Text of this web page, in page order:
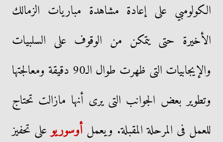
الكولومبي على إعادة مشاهدة مباريات الزمالك
الأخيرة حتى يتمكن من الوقوف على السلبيات
والإيجابيات التى ظهرت طوال الـ90 دقيقة ومعالجتها
وتطوير بعض الجوانب التى يرى أنها مازالت تحتاج
للعمل فى المرحلة المقبلة. ويعملأوسوريوعلى تحفيز